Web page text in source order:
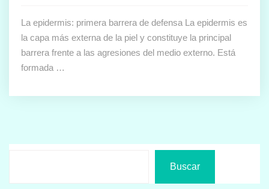
La epidermis: primera barrera de defensa La epidermis es
la capa más externa de la piel y constituye la principal
barrera frente a las agresiones del medio externo. Está
formada …
Buscar